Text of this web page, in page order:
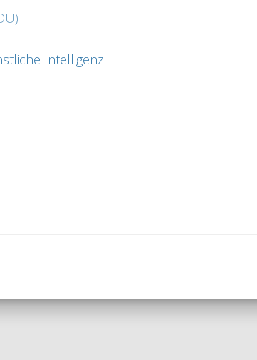
Intelligenz